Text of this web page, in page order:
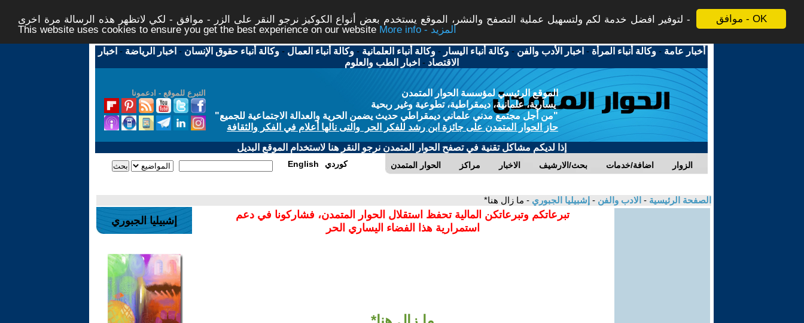
موافق - OK
لتوفير افضل خدمة لكم ولتسهيل عملية التصفح والنشر، الموقع يستخدم بعض أنواع الكوكيز نرجو النقر على الزر - موافق - لكي لاتظهر هذه الرسالة مرة اخرى -
This website uses cookies to ensure you get the best experience on our website
More info - المزيد
أخبار عامة -وكالة أنباء المرأة - اخبار الأدب والفن -وكالة أنباء اليسار -وكالة أنباء العلمانية -وكالة أنباء العمال -وكالة أنباء حقوق الإنسان - اخبار الرياضة - اخبار
الاقتصاد - اخبار الطب والعلوم
التبرع للموقع - ادعمونا
الموقع الرئيسي لمؤسسة الحوار المتمدن
يسارية، علمانية، ديمقراطية، تطوعية وغير ربحية
"من أجل مجتمع مدني علماني ديمقراطي حديث يضمن الحرية والعدالة الاجتماعية للجميع"
حاز الحوار المتمدن على جائزة ابن رشد للفكر الحر والتى نالها أعلام في الفكر والثقافة
إذا لديكم مشاكل تقنية في تصفح الحوار المتمدن نرجو النقر هنا لاستخدام الموقع البديل
الحوار المتمدن مراكز الاخبار بحث/الارشيف اضافة/خدمات الزوار English كوردي
الصفحة الرئيسية - الادب والفن - إشبيليا الجبوري - ما زال هنا*
تبرعاتكم وتبرعاتكن المالية تحفظ استقلال الحوار المتمدن، فشاركونا في دعم
استمرارية هذا الفضاء اليساري الحر
إشبيليا الجبوري